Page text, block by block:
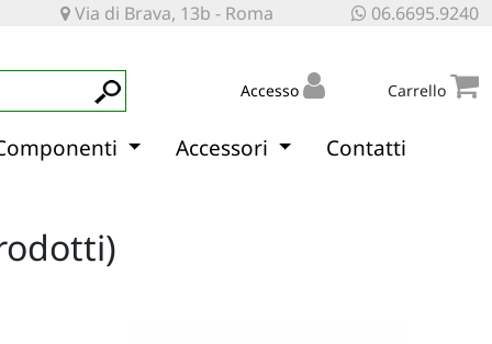
Via di Brava, 13b - Roma 06.6695.9240
Accesso Carrello
Accessori Contatti